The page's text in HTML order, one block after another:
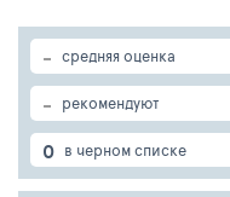
- средняя оценка
- рекомендуют
0 в черном списке